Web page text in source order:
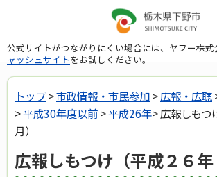
公式サイトがつながりにくい場合には、ヤフー株
ャッシュサイトをお試しください。
トップ>市政情報・市民参加>広報・広聴
>平成30年度以前>平成26年> 広報しもつ
月）
広報しもつけ（平成２６年